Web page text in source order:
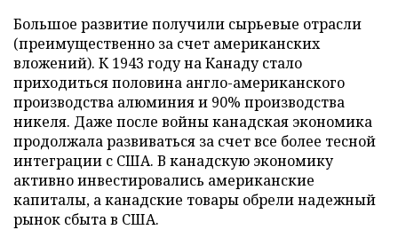
Большое развитие получили сырьевые отрасли
(преимущественно за счет американских
вложений). К 1943 году на Канаду стало
приходиться половина англо-американского
производства алюминия и 90% производства
никеля. Даже после войны канадская экономика
продолжала развиваться за счет все более тесной
интеграции с США. В канадскую экономику
активно инвестировались американские
капиталы, а канадские товары обрели надежный
рынок сбыта в США.